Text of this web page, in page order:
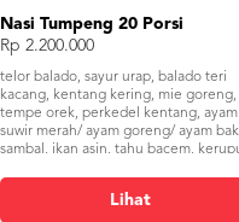
Nasi Tumpeng 20 Porsi
Rp 2.200.000
telor balado, sayur urap, balado teri
kacang, kentang kering, mie goreng,
tempe orek, perkedel kentang, ayam
suwir merah/ ayam goreng/ ayam
sambal, ikan asin, tahu bacem,
Lihat